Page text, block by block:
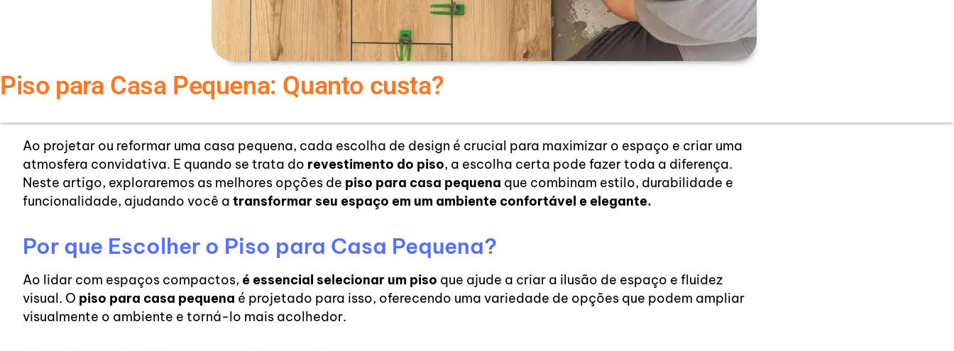
Piso para Casa Pequena: Quanto custa?
Ao projetar ou reformar uma casa pequena, cada escolha de design é crucial para maximizar o espaço e criar uma
atmosfera convidativa. E quando se trata do revestimento do piso, a escolha certa pode fazer toda a diferença.
Neste artigo, exploraremos as melhores opções de piso para casa pequena que combinam estilo, durabilidade e
funcionalidade, ajudando você a transformar seu espaço em um ambiente confortável e elegante.
Por que Escolher o Piso para Casa Pequena?
Ao lidar com espaços compactos, é essencial selecionar um piso que ajude a criar a ilusão de espaço e fluidez
visual. O piso para casa pequena é projetado para isso, oferecendo uma variedade de opções que podem ampliar
visualmente o ambiente e torná-lo mais acolhedor.